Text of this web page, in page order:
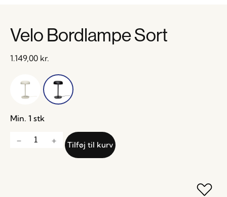
Velo Bordlampe Sort
1.149,00 kr.
Min. 1 stk
Tilføj til kurv